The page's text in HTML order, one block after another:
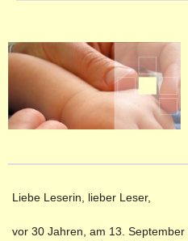
Liebe Leserin, lieber Leser,
vor 30 Jahren, am 13.